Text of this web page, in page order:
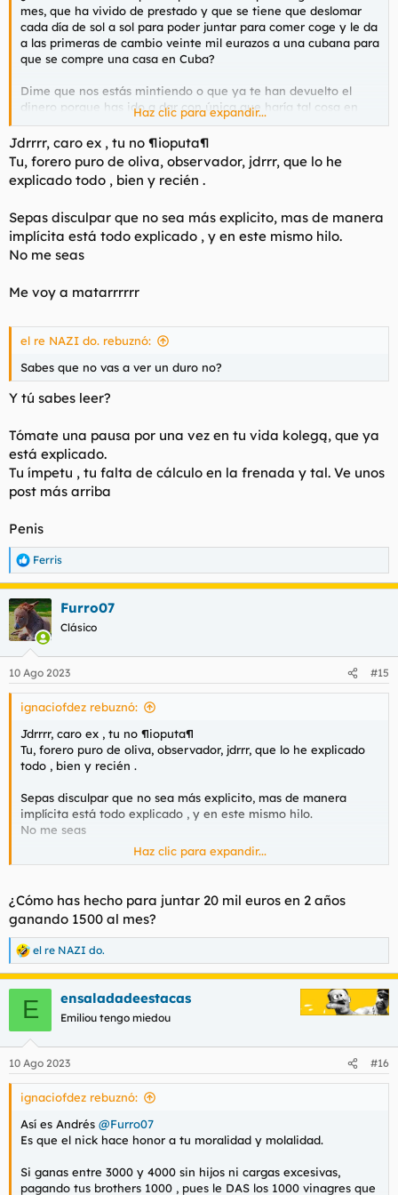
mes, que ha vivido de prestado y que se tiene que deslomar
cada día de sol a sol para poder juntar para comer coge y le da
a las primeras de cambio veinte mil eurazos a una cubana para
que se compre una casa en Cuba?
Dime que nos estás mintiendo o que ya te han devuelto el
dinero porque has ido a dar con única que haría tal cosa en
esa situación. Dímelo, por favor, dime que no estás esperando
a que te los devuelva.
Por favor, que alguien mueva los posts a otro hilo porque se lo
merece.
Haz clic para expandir...
Jdrrrr, caro ex , tu no ¶ioputa¶
Tu, forero puro de oliva, observador, jdrrr, que lo he
explicado todo , bien y recién .
Sepas disculpar que no sea más explicito, mas de manera
implícita está todo explicado , y en este mismo hilo.
No me seas
Me voy a matarrrrrr
el re NAZI do. rebuznó:
Sabes que no vas a ver un duro no?
Y tú sabes leer?
Tómate una pausa por una vez en tu vida kolegą, que ya
está explicado.
Tu ímpetu , tu falta de cálculo en la frenada y tal. Ve unos
post más arriba
Penis
R
e
a
c
c
i
e
s
Ferris
Furro07
Clásico
10 Ago 2023 #15
ignaciofdez rebuznó:
Jdrrrr, caro ex , tu no ¶ioputa¶
Tu, forero puro de oliva, observador, jdrrr, que lo he explicado
todo , bien y recién .
Sepas disculpar que no sea más explicito, mas de manera
implícita está todo explicado , y en este mismo hilo.
No me seas
Me voy a matarrrrrr
Haz clic para expandir...
¿Cómo has hecho para juntar 20 mil euros en 2 años
ganando 1500 al mes?
R
e
a
e
s
el re NAZI do.
E ensaladadeestacas
Emiliou tengo miedou
10 Ago 2023 #16
ignaciofdez rebuznó:
Así es Andrés @Furro07
Es que el nick hace honor a tu moralidad y molalidad.
Si ganas entre 3000 y 4000 sin hijos ni cargas excesivas,
pagando tus brothers 1000 , pues le DAS los 1000 vinagres que